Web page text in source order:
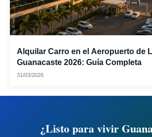
Alquilar Carro en el Aeropuerto de
Guanacaste 2026: Guía Completa
31/03/2026
¿Listo para vivir